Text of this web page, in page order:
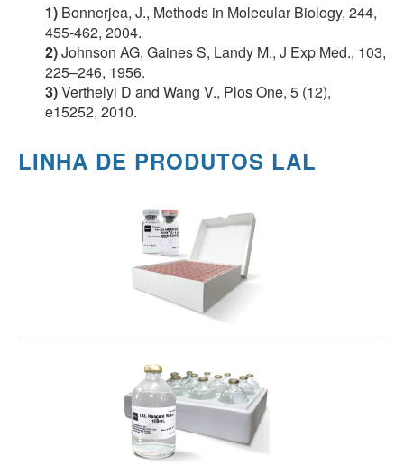
1) Bonnerjea, J., Methods in Molecular Biology, 244,
455-462, 2004.
2)Johnson AG, Gaines S, Landy M., J Exp Med., 103,
225–246, 1956.
3)Verthelyi D and Wang V., Plos One, 5 (12),
e15252, 2010.
LINHA DE PRODUTOS LAL